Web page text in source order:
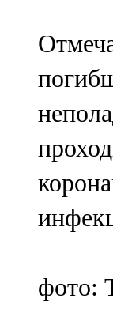
102,3
Яңа
107,0
Яр
105,5
фото: